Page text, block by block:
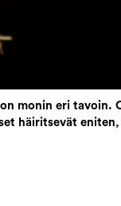
monin eri tavoin.
häiritsevät